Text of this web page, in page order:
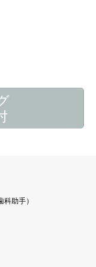
助手）